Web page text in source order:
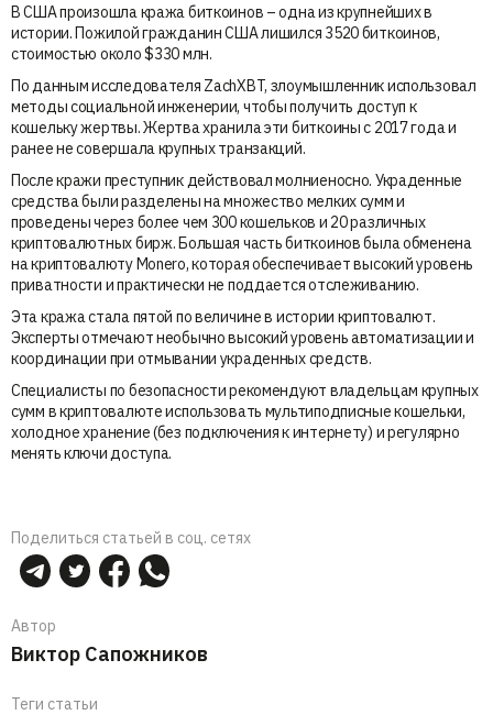
В США произошла кража биткоинов – одна из крупнейших в
истории. Пожилой гражданин США лишился 3520 биткоинов,
стоимостью около $330 млн.
По данным исследователя ZachXBT, злоумышленник использовал
методы социальной инженерии, чтобы получить доступ к
кошельку жертвы. Жертва хранила эти биткоины с 2017 года и
ранее не совершала крупных транзакций.
После кражи преступник действовал молниеносно. Украденные
средства были разделены на множество мелких сумм и
проведены через более чем 300 кошельков и 20 различных
криптовалютных бирж. Большая часть биткоинов была обменена
на криптовалюту Monero, которая обеспечивает высокий уровень
приватности и практически не поддается отслеживанию.
Эта кража стала пятой по величине в истории криптовалют.
Эксперты отмечают необычно высокий уровень автоматизации и
координации при отмывании украденных средств.
Специалисты по безопасности рекомендуют владельцам крупных
сумм в криптовалюте использовать мультиподписные кошельки,
холодное хранение (без подключения к интернету) и регулярно
менять ключи доступа.
Поделиться статьей в соц. сетях
Автор
Виктор Сапожников
Теги статьи